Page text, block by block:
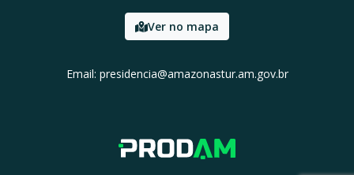
Ver no mapa
Email: presidencia@amazonastur.am.gov.br